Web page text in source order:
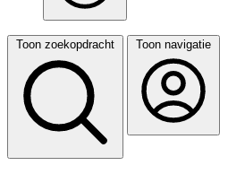
Toon zoekopdracht Toon navigatie